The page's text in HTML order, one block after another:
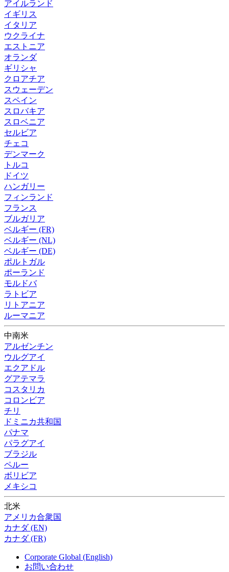
アイルランド
イギリス
イタリア
ウクライナ
エストニア
オランダ
ギリシャ
クロアチア
スウェーデン
スペイン
スロバキア
スロベニア
セルビア
チェコ
デンマーク
トルコ
ドイツ
ハンガリー
フィンランド
フランス
ブルガリア
ベルギー (FR)
ベルギー (NL)
ベルギー (DE)
ポルトガル
ポーランド
モルドバ
ラトビア
リトアニア
ルーマニア
中南米
アルゼンチン
ウルグアイ
エクアドル
グアテマラ
コスタリカ
コロンビア
チリ
ドミニカ共和国
パナマ
パラグアイ
ブラジル
ペルー
ボリビア
メキシコ
北米
アメリカ合衆国
カナダ (EN)
カナダ (FR)
Corporate Global (English)
お問い合わせ